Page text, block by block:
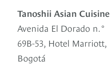
Tanoshii Asian Cuisine
Avenida El Dorado n.°
69B-53, Hotel Marriott,
Bogotá